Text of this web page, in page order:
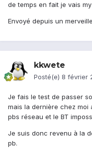
de temps en fait je vais
Envoyé depuis un
kkwete
Posté(e) 8 février
Je fais le test de passer
mais la dernière chez
pbs réseau et le BT
Je suis donc revenu à la
pb.